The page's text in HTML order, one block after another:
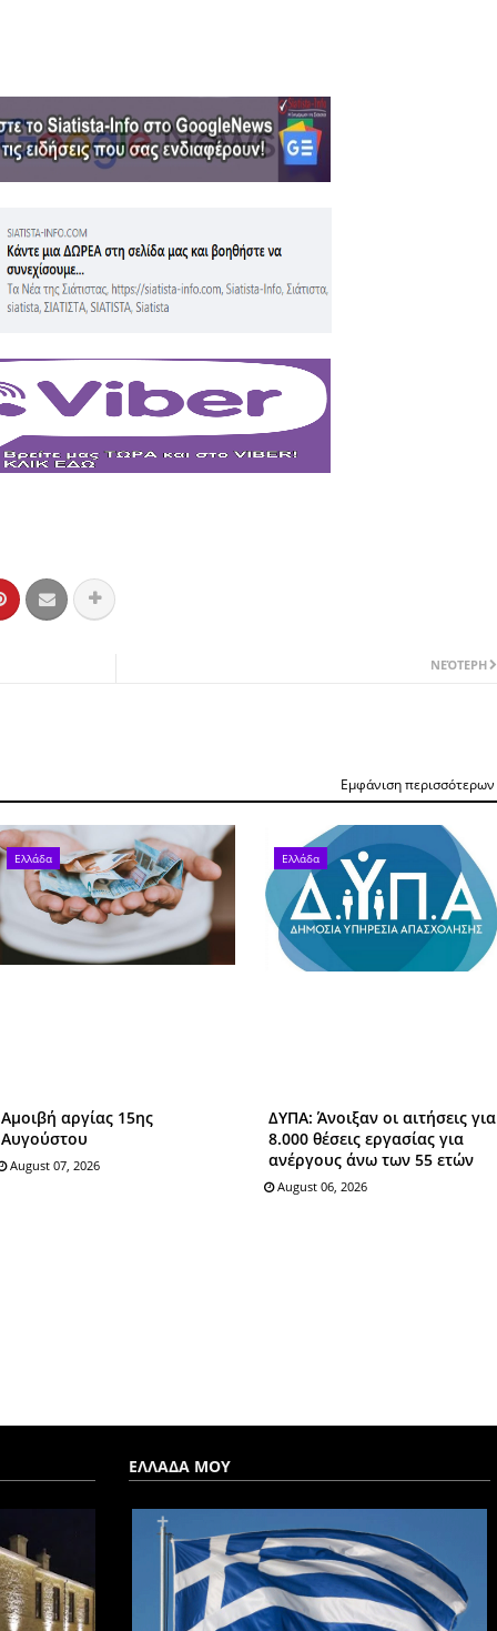
ΝΕΌΤΕΡΗ
Εμφάνιση περισσότερων
Ελλάδα
Αμοιβή αργίας 15ης
Αυγούστου
August 07, 2026
Ελλάδα
ΔΥΠΑ: Άνοιξαν οι αιτήσεις για
8.000 θέσεις εργασίας για
ανέργους άνω των 55 ετών
August 06, 2026
ΕΛΛΑΔΑ ΜΟΥ